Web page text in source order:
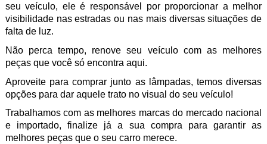
seu veículo, ele é responsável por proporcionar a melhor
visibilidade nas estradas ou nas mais diversas situações de
falta de luz.
Não perca tempo, renove seu veículo com as melhores
peças que você só encontra aqui.
Aproveite para comprar junto as lâmpadas, temos diversas
opções para dar aquele trato no visual do seu veículo!
Trabalhamos com as melhores marcas do mercado nacional
e importado, finalize já a sua compra para garantir as
melhores peças que o seu carro merece.